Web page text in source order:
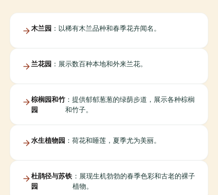
木兰园 ：以稀有木兰品种和春季花卉闻名。
兰花园 ：展示数百种本地和外来兰花。
棕榈园和竹
园
：提供郁郁葱葱的绿荫步道，展示各种棕榈
和竹子。
水生植物园 ：荷花和睡莲，夏季尤为美丽。
杜鹃径与苏铁
园
：展现生机勃勃的春季色彩和古老的裸子
植物。